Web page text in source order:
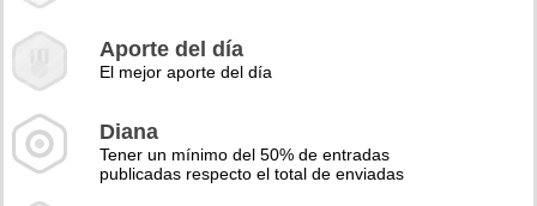
Aporte del día
El mejor aporte del día
Diana
Tener un mínimo del 50% de entradas
publicadas respecto el total de enviadas